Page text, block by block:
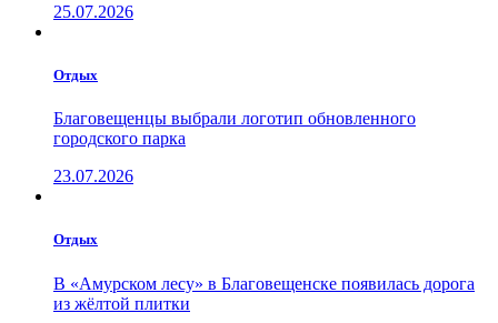
25.07.2026
Отдых
Благовещенцы выбрали логотип обновленного
городского парка
23.07.2026
Отдых
В «Амурском лесу» в Благовещенске появилась дорога
из жёлтой плитки